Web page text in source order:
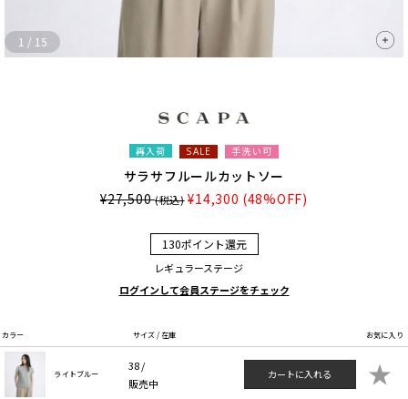
1 / 15
再入荷 SALE 手洗い可
サラサフルールカットソー
¥27,500(税込) ¥14,300 (48%OFF)
130ポイント還元
レギュラーステージ
ログインして会員ステージをチェック
カラー サイズ / 在庫 お気に入り
ライトブルー
38 /
販売中
カートに入れる ★